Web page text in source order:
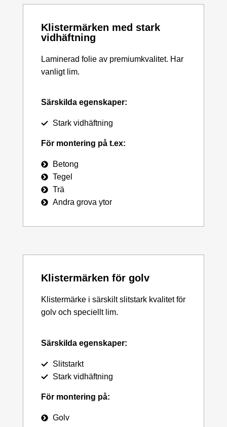
Klistermärken med stark
vidhäftning
Laminerad folie av premiumkvalitet. Har
vanligt lim.
Särskilda egenskaper:
Stark vidhäftning
För montering på t.ex:
Betong
Tegel
Trä
Andra grova ytor
Klistermärken för golv
Klistermärke i särskilt slitstark kvalitet för
golv och speciellt lim.
Särskilda egenskaper:
Slitstarkt
Stark vidhäftning
För montering på:
Golv